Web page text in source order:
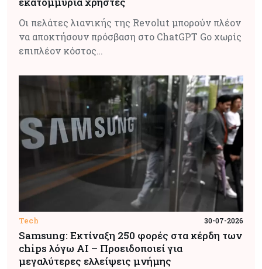
Οι πελάτες λιανικής της Revolut μπορούν πλέον
να αποκτήσουν πρόσβαση στο ChatGPT Go χωρίς
επιπλέον κόστος…
Tech 30-07-2026
Samsung: Εκτίναξη 250 φορές στα κέρδη των
chips λόγω AI – Προειδοποιεί για
μεγαλύτερες ελλείψεις μνήμης